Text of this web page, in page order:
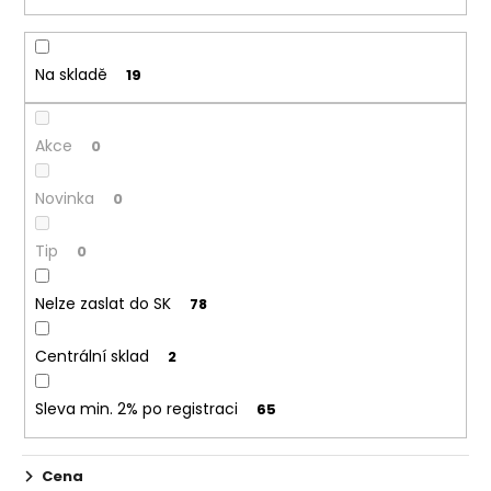
í
p
o
d
u
k
ů
Na skladě 19
Akce 0
Novinka 0
Tip 0
Nelze zaslat do SK 78
Centrální sklad 2
Sleva min. 2% po registraci 65
Cena